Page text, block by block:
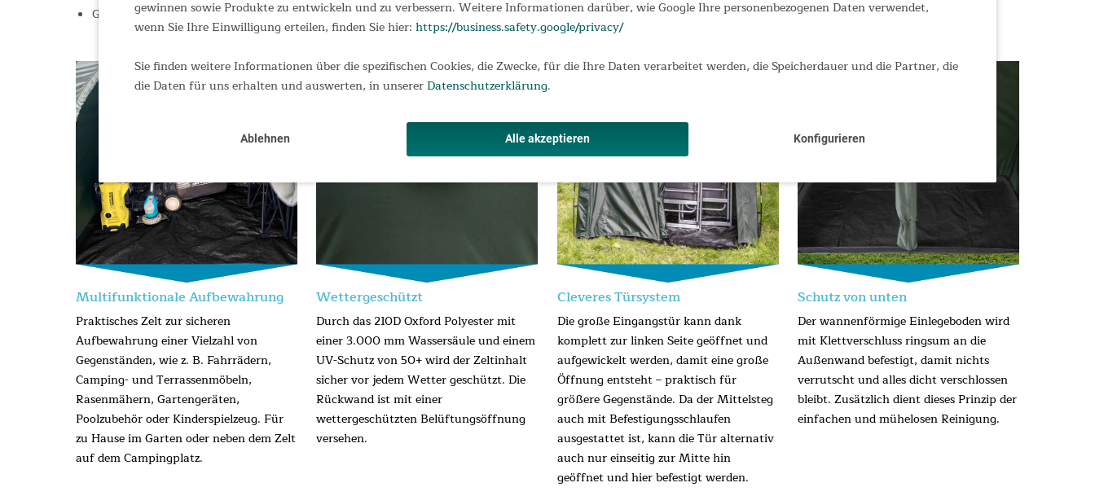
Größe 200 × 80 × 170 cm / Gewicht 3,7 kg / Packmaß 59 × 14 × 14 cm / Tragetasche
Multifunktionale Aufbewahrung
Praktisches Zelt zur sicheren
Aufbewahrung einer Vielzahl von
Gegenständen, wie z. B. Fahrrädern,
Camping- und Terrassenmöbeln,
Rasenmähern, Gartengeräten,
Poolzubehör oder Kinderspielzeug. Für
zu Hause im Garten oder neben dem Zelt
auf dem Campingplatz.
Wettergeschützt
Durch das 210D Oxford Polyester mit
einer 3.000 mm Wassersäule und einem
UV-Schutz von 50+ wird der Zeltinhalt
sicher vor jedem Wetter geschützt. Die
Rückwand ist mit einer
wettergeschützten Belüftungsöffnung
versehen.
Cleveres Türsystem
Die große Eingangstür kann dank
komplett zur linken Seite geöffnet und
aufgewickelt werden, damit eine große
Öffnung entsteht – praktisch für
größere Gegenstände. Da der Mittelsteg
auch mit Befestigungsschlaufen
ausgestattet ist, kann die Tür alternativ
auch nur einseitig zur Mitte hin
geöffnet und hier befestigt werden.
Schutz von unten
Der wannenförmige Einlegeboden wird
mit Klettverschluss ringsum an die
Außenwand befestigt, damit nichts
verrutscht und alles dicht verschlossen
bleibt. Zusätzlich dient dieses Prinzip der
einfachen und mühelosen Reinigung.
gewinnen sowie Produkte zu entwickeln und zu verbessern. Weitere Informationen darüber, wie Google Ihre personenbezogenen Daten verwendet,
wenn Sie Ihre Einwilligung erteilen, finden Sie hier: https://business.safety.google/privacy/
Sie finden weitere Informationen über die spezifischen Cookies, die Zwecke, für die Ihre Daten verarbeitet werden, die Speicherdauer und die Partner, die
die Daten für uns erhalten und auswerten, in unsererDatenschutzerklärung.
Ablehnen Alle akzeptieren Konfigurieren